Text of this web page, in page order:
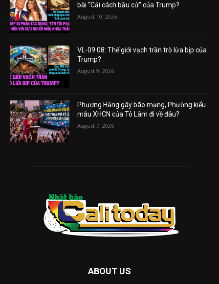
bài “Cải cách bầu cử” của Trump?
August 10, 2026
VL-09.08: Thế giới vạch trần trò lừa bịp của
Trump?
August 9, 2026
Phương Hằng gây bão mạng, Phường kiểu
mẫu XHCN của Tô Lâm đi về đâu?
August 7, 2026
ABOUT US